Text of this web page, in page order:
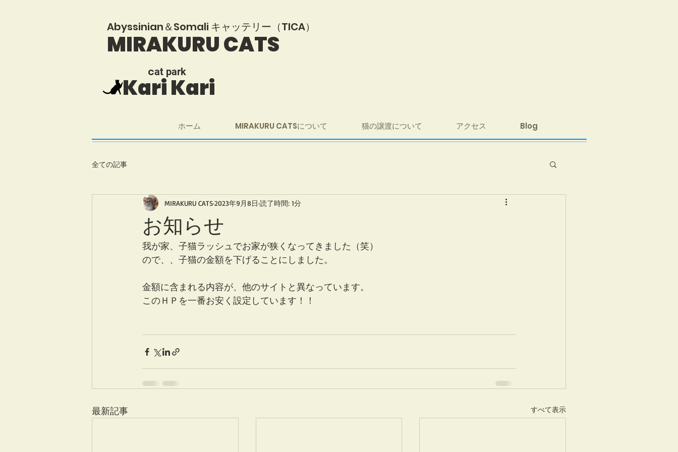
MIRAKURU CATS
​Abyssinian＆Somali キャッテリー（TICA）
​cat park
Kari Kari
ホーム MIRAKURU CATSについて 猫の譲渡について アクセス Blog
全ての記事
お知らせ
MIRAKURU CATS2023年9月8日 読了時間: 1分
我が家、子猫ラッシュでお家が狭くなってきました（笑）
ので、、子猫の金額を下げることにしました。
金額に含まれる内容が、他のサイトと異なっています。
このＨＰを一番お安く設定しています！！
最新記事 すべて表示